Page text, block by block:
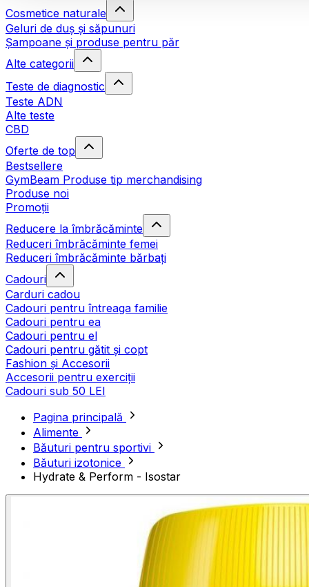
Cosmetice naturale
Geluri de duș și săpunuri
Șampoane și produse pentru păr
Alte categorii
Teste de diagnostic
Teste ADN
Alte teste
CBD
Oferte de top
Bestsellere
GymBeam Produse tip merchandising
Produse noi
Promoții
Reducere la îmbrăcăminte
Reduceri îmbrăcăminte femei
Reduceri îmbrăcăminte bărbați
Cadouri
Carduri cadou
Cadouri pentru întreaga familie
Cadouri pentru ea
Cadouri pentru el
Cadouri pentru gătit și copt
Fashion și Accesorii
Accesorii pentru exerciții
Cadouri sub 50 LEI
Pagina principală
Alimente
Băuturi pentru sportivi
Băuturi izotonice
Hydrate & Perform - Isostar